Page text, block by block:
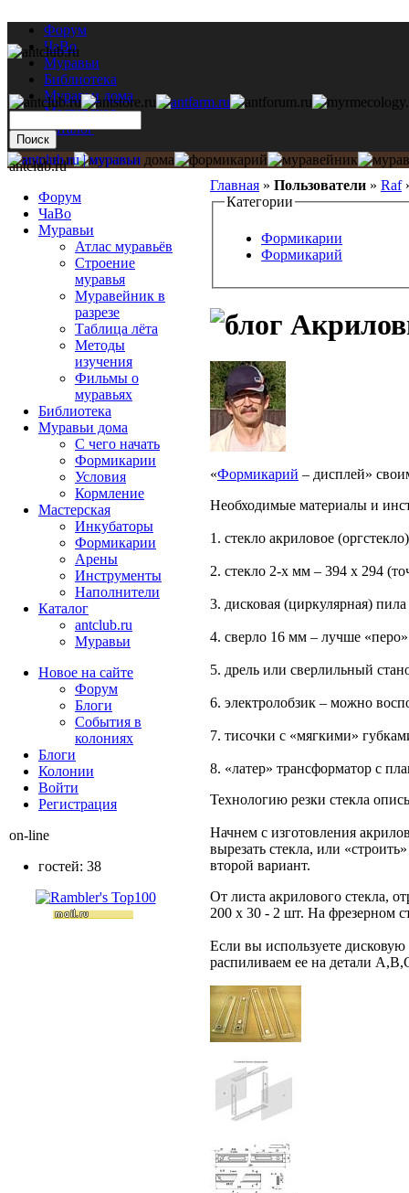
Форум
ЧаВо
Муравьи
Библиотека
Муравьи дома
Мастерская
Каталог
Главная » Пользователи » Raf
Категории
Формикарии
Формикарий
«Формикарий – дисплей»
Необходимые материалы и
1. стекло акриловое
2. стекло 2-х мм – 394 х 294
3. дисковая (циркулярная)
4. сверло 16 мм – лучше «перо»
5. дрель или сверлильный
6. электролобзик – можно
7. тисочки с «мягкими»
8. «латер» трансформатор с
Технологию резки стекла
Начнем с изготовления
вырезать стекла, или
второй вариант.
От листа акрилового стекла,
200 х 30 - 2 шт. На фрезерном
Если вы используете
распиливаем ее на детали
antclub.ru
Форум
ЧаВо
Муравьи
Атлас муравьёв
Строение
муравья
Муравейник в
разрезе
Таблица лёта
Методы
изучения
Фильмы о
муравьях
Библиотека
Муравьи дома
С чего начать
Формикарии
Условия
Кормление
Мастерская
Инкубаторы
Формикарии
Арены
Инструменты
Наполнители
Каталог
antclub.ru
Муравьи
Новое на сайте
Форум
Блоги
События в
колониях
Блоги
Колонии
Войти
Peгиcтpaция
on-line
гостей: 38